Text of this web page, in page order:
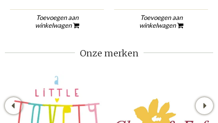
Toevoegen aan
winkelwagen
Toevoegen aan
winkelwagen
Onze merken